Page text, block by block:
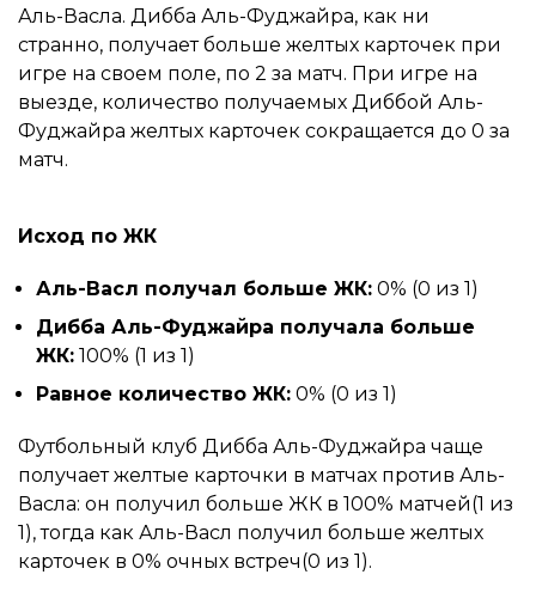
Аль-Васла. Дибба Аль-Фуджайра, как ни
странно, получает больше желтых карточек при
игре на своем поле, по 2 за матч. При игре на
выезде, количество получаемых Диббой Аль-
Фуджайра желтых карточек сокращается до 0 за
матч.
Исход по ЖК
Аль-Васл получал больше ЖК: 0% (0 из 1)
Дибба Аль-Фуджайра получала больше
ЖК: 100% (1 из 1)
Равное количество ЖК: 0% (0 из 1)
Футбольный клуб Дибба Аль-Фуджайра чаще
получает желтые карточки в матчах против Аль-
Васла: он получил больше ЖК в 100% матчей(1 из
1), тогда как Аль-Васл получил больше желтых
карточек в 0% очных встреч(0 из 1).